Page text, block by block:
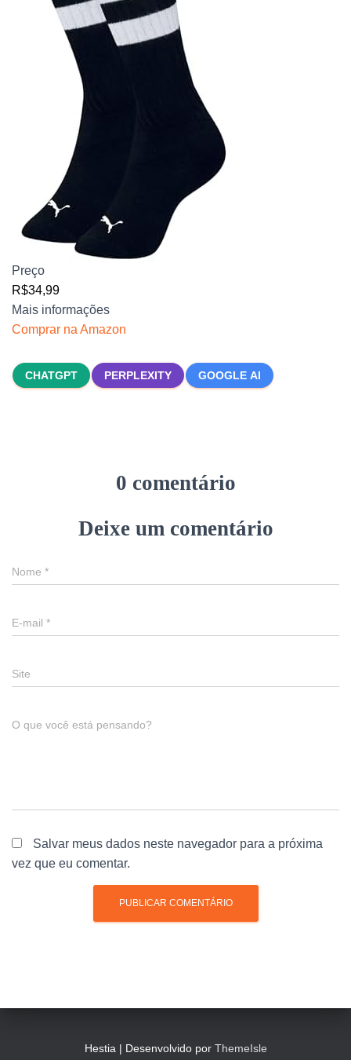
Preço
R$34,99
Mais informações
Comprar na Amazon
CHATGPT PERPLEXITY GOOGLE AI
0 comentário
Deixe um comentário
Nome *
E-mail *
Site
O que você está pensando?
Salvar meus dados neste navegador para a próxima
vez que eu comentar.
Hestia | Desenvolvido por ThemeIsle